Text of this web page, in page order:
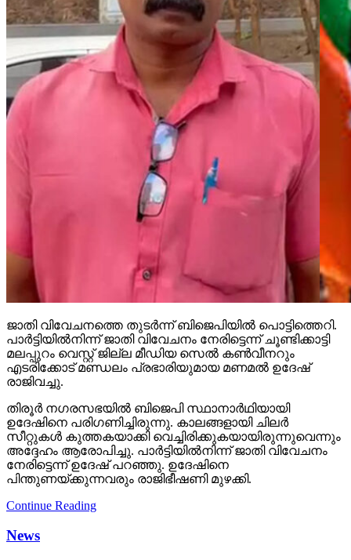
ജാതി വിവേചനത്തെ തുടര്‍ന്ന് ബിജെപിയില്‍ പൊട്ടിത്തെറി.
പാര്‍ട്ടിയില്‍നിന്ന് ജാതി വിവേചനം നേരിട്ടെന്ന് ചൂണ്ടിക്കാട്ടി
മലപ്പുറം വെസ്റ്റ് ജില്ല മീഡിയ സെല്‍ കണ്‍വീനറും
എടരിക്കോട് മണ്ഡലം പ്രഭാരിയുമായ മണമല്‍ ഉദേഷ്
രാജിവച്ചു.
തിരൂര്‍ നഗരസഭയില്‍ ബിജെപി സ്ഥാനാര്‍ഥിയായി
ഉദേഷിനെ പരിഗണിച്ചിരുന്നു. കാലങ്ങളായി ചിലര്‍
സീറ്റുകള്‍ കുത്തകയാക്കി വെച്ചിരിക്കുകയായിരുന്നുവെന്നും
അദ്ദേഹം ആരോപിച്ചു. പാര്‍ട്ടിയില്‍നിന്ന് ജാതി വിവേചനം
നേരിട്ടെന്ന് ഉദേഷ് പറഞ്ഞു. ഉദേഷിനെ
പിന്തുണയ്ക്കുന്നവരും രാജിഭീഷണി മുഴക്കി.
Continue Reading
News